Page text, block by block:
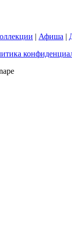
| Афиша |